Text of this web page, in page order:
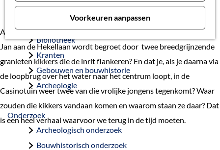
Voorkeuren aanpassen
e
p
a
g
e
Beeld en geluid
Bibliotheek
Kranten
Gebouwen en bouwhistorie
Archeologie
Onderzoek
Archeologisch onderzoek
Bouwhistorisch onderzoek
Al eens opgemerkt dat je bij het inrijden van Parkeergarage St.-
Jan aan de Hekellaan wordt begroet door twee breedgrijnzende
granieten kikkers die de inrit flankeren? En dat je, als je daarna via
de loopbrug over het water naar het centrum loopt, in de
Casinotuin weer twee van die vrolijke jongens tegenkomt? Waar
zouden die kikkers vandaan komen en waarom staan ze daar? Dat
is een heel verhaal waarvoor we terug in de tijd moeten.